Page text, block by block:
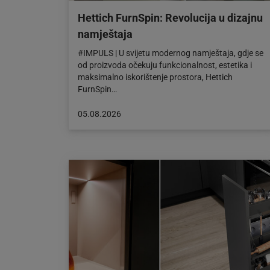
Hettich FurnSpin: Revolucija u dizajnu
namještaja
#IMPULS | U svijetu modernog namještaja, gdje se
od proizvoda očekuju funkcionalnost, estetika i
maksimalno iskorištenje prostora, Hettich
FurnSpin…
Objava
05.08.2026